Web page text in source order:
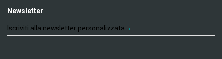
Newsletter
Iscriviti alla newsletter personalizzata